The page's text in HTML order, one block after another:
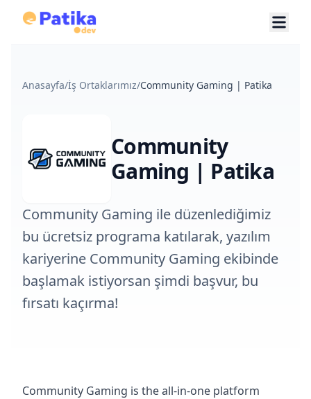
Anasayfa/İş Ortaklarımız/Community Gaming | Patika
Community
Gaming | Patika
Community Gaming ile düzenlediğimiz
bu ücretsiz programa katılarak, yazılım
kariyerine Community Gaming ekibinde
başlamak istiyorsan şimdi başvur, bu
fırsatı kaçırma!
Community Gaming is the all-in-one platform